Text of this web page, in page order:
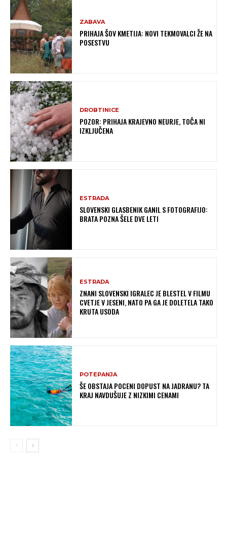
ZABAVA
PRIHAJA ŠOV KMETIJA: NOVI TEKMOVALCI ŽE NA
POSESTVU
DROBTINICE
POZOR: PRIHAJA KRAJEVNO NEURJE, TOČA NI
IZKLJUČENA
ESTRADA
SLOVENSKI GLASBENIK GANIL S FOTOGRAFIJO:
BRATA POZNA ŠELE DVE LETI
ESTRADA
ZNANI SLOVENSKI IGRALEC JE BLESTEL V FILMU
CVETJE V JESENI, NATO PA GA JE DOLETELA TAKO
KRUTA USODA
POTEPANJA
ŠE OBSTAJA POCENI DOPUST NA JADRANU? TA
KRAJ NAVDUŠUJE Z NIZKIMI CENAMI